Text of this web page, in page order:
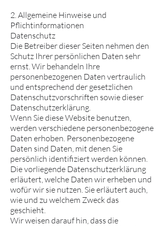
2. Allgemeine Hinweise und
Pflichtinformationen
Datenschutz
Die Betreiber dieser Seiten nehmen den
Schutz Ihrer persönlichen Daten sehr
ernst. Wir behandeln Ihre
personenbezogenen Daten vertraulich
und entsprechend der gesetzlichen
Datenschutzvorschriften sowie dieser
Datenschutzerklärung.
Wenn Sie diese Website benutzen,
werden verschiedene personenbezogene
Daten erhoben. Personenbezogene
Daten sind Daten, mit denen Sie
persönlich identifiziert werden können.
Die vorliegende Datenschutzerklärung
erläutert, welche Daten wir erheben und
wofür wir sie nutzen. Sie erläutert auch,
wie und zu welchem Zweck das
geschieht.
Wir weisen darauf hin, dass die